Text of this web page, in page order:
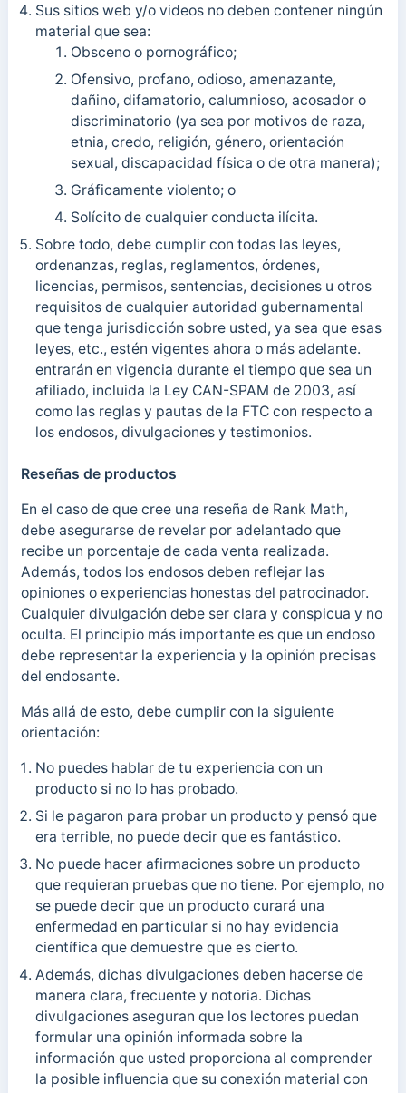
Sus sitios web y/o videos no deben contener ningún
material que sea:
Obsceno o pornográfico;
Ofensivo, profano, odioso, amenazante,
dañino, difamatorio, calumnioso, acosador o
discriminatorio (ya sea por motivos de raza,
etnia, credo, religión, género, orientación
sexual, discapacidad física o de otra manera);
Gráficamente violento; o
Solícito de cualquier conducta ilícita.
Sobre todo, debe cumplir con todas las leyes,
ordenanzas, reglas, reglamentos, órdenes,
licencias, permisos, sentencias, decisiones u otros
requisitos de cualquier autoridad gubernamental
que tenga jurisdicción sobre usted, ya sea que esas
leyes, etc., estén vigentes ahora o más adelante.
entrarán en vigencia durante el tiempo que sea un
afiliado, incluida la Ley CAN-SPAM de 2003, así
como las reglas y pautas de la FTC con respecto a
los endosos, divulgaciones y testimonios.
Reseñas de productos
En el caso de que cree una reseña de Rank Math,
debe asegurarse de revelar por adelantado que
recibe un porcentaje de cada venta realizada.
Además, todos los endosos deben reflejar las
opiniones o experiencias honestas del patrocinador.
Cualquier divulgación debe ser clara y conspicua y no
oculta. El principio más importante es que un endoso
debe representar la experiencia y la opinión precisas
del endosante.
Más allá de esto, debe cumplir con la siguiente
orientación:
No puedes hablar de tu experiencia con un
producto si no lo has probado.
Si le pagaron para probar un producto y pensó que
era terrible, no puede decir que es fantástico.
No puede hacer afirmaciones sobre un producto
que requieran pruebas que no tiene. Por ejemplo, no
se puede decir que un producto curará una
enfermedad en particular si no hay evidencia
científica que demuestre que es cierto.
Además, dichas divulgaciones deben hacerse de
manera clara, frecuente y notoria. Dichas
divulgaciones aseguran que los lectores puedan
formular una opinión informada sobre la
información que usted proporciona al comprender
la posible influencia que su conexión material con